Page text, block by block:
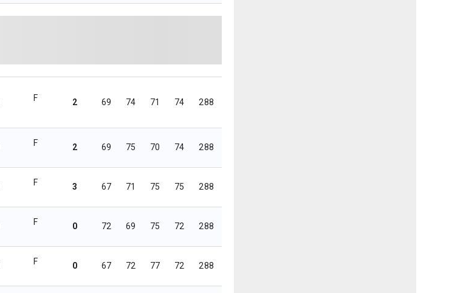
F 2 69 74 71 74 288
F 2 69 75 70 74 288
F 3 67 71 75 75 288
F 0 72 69 75 72 288
F 0 67 72 77 72 288